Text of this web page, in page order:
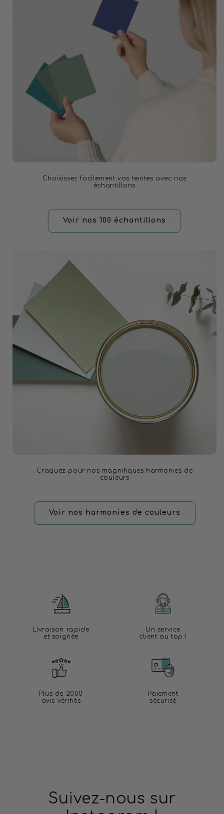
Choisissez facilement vos teintes avec nos
échantillons
Voir nos 100 échantillons
Craquez pour nos magnifiques harmonies de
couleurs
Voir nos harmonies de couleurs
Livraison rapide
et soignée
Un service
client au top !
Plus de 2000
avis vérifiés
Paiement
sécurisé
Suivez-nous sur